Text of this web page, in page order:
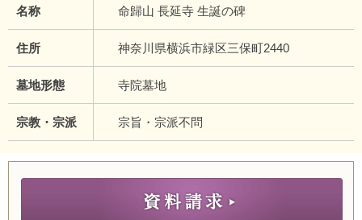
名称 命歸山 長延寺 生誕の碑
住所 神奈川県横浜市緑区三保町2440
墓地形態 寺院墓地
宗教・宗派 宗旨・宗派不問